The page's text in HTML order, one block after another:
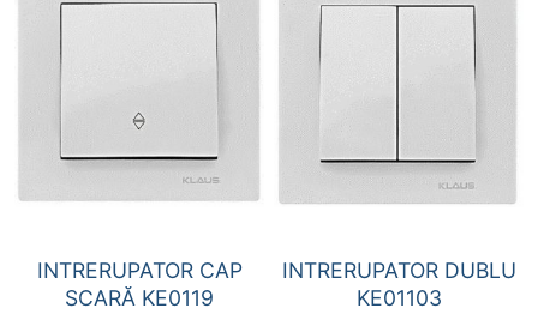
INTRERUPATOR CAP
SCARĂ KE0119
INTRERUPATOR DUBLU
KE01103